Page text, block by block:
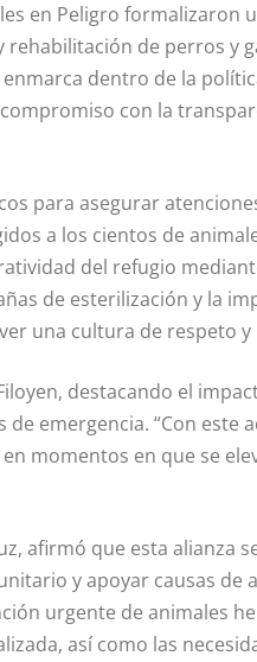
en Peligro
de perros y
dentro de la
con la
para asegurar
a los cientos de
del refugio
de esterilización y la
una cultura de respeto
destacando el
emergencia. “Con este
momentos en que se
afirmó que esta alianza
y apoyar causas de
urgente de animales
así como las